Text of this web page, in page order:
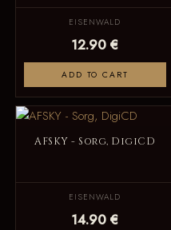
EISENWALD
12.90 €
ADD TO CART
AFSKY - Sorg, DigiCD
EISENWALD
14.90 €